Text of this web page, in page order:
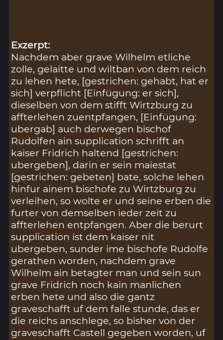
Exzerpt:
Nachdem aber grave Wilhelm etliche
zolle, gelaitte und wiltban von dem reich
zu lehen hete, [gestrichen: gehabt, hat er
sich] verpflicht [Einfügung: er sich],
dieselben von dem stifft Wirtzburg zu
affterlehen zuentpfangen, [Einfügung:
ubergab] auch derwegen bischof
Rudolfen ain supplication schrifft an
kaiser Fridrich haltend [gestrichen:
ubergeben], darin er sein maiestat
[gestrichen: gebeten] bate, solche lehen
hinfur ainem bischofe zu Wirtzburg zu
verleihen, so wolte er und seine erben die
furter von demselben ieder zeit zu
affterlehen entpfangen. Aber die berurt
supplication ist dem kaiser nit
ubergeben, sunder ime bischofe Rudolfe
gerathen worden, nachdem grave
Wilhelm ain betagter man und sein sun
grave Fridrich noch kain manlichen
erben hete und also die gantz
graveschafft uf dem falle stunde, das er
die reichs anschlege, so bisher von der
graveschafft Castell gegeben worden, uf